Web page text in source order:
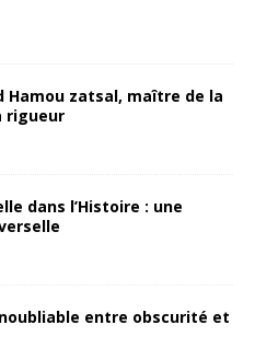
Hamou zatsal, maître de la
rigueur
dans l’Histoire : une
entre obscurité et